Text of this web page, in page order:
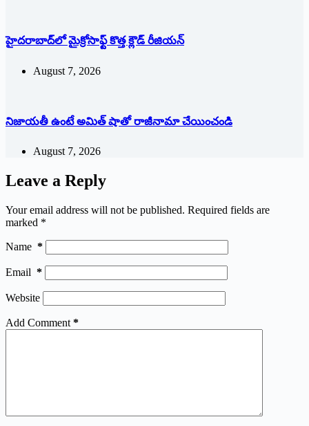
హైదరాబాద్‌లో మైక్రోసాఫ్ట్ ‌కొత్త క్లౌడ్‌ ‌రీజియన్‌
August 7, 2026
నిజాయతీ ఉంటే అమిత్‌ ‌షాతో రాజీనామా చేయించండి
August 7, 2026
Leave a Reply
Your email address will not be published. Required fields are
marked *
Name *
Email *
Website
Add Comment *